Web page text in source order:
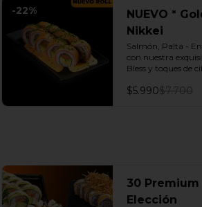
-22%
NUEVO *
Nikkei
Salmón, Palta -
con nuestra
Bless y toques de
$5.990$7.700
30 Premium
Elección